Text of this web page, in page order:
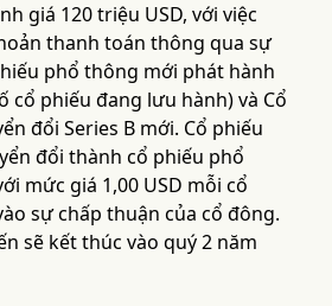
giá 120 triệu USD, với việc
thanh toán thông qua sự
phổ thông mới phát hành
cổ phiếu đang lưu hành) và Cổ
đổi Series B mới. Cổ phiếu
đổi thành cổ phiếu phổ
mức giá 1,00 USD mỗi cổ
sự chấp thuận của cổ đông.
​​sẽ kết thúc vào quý 2 năm